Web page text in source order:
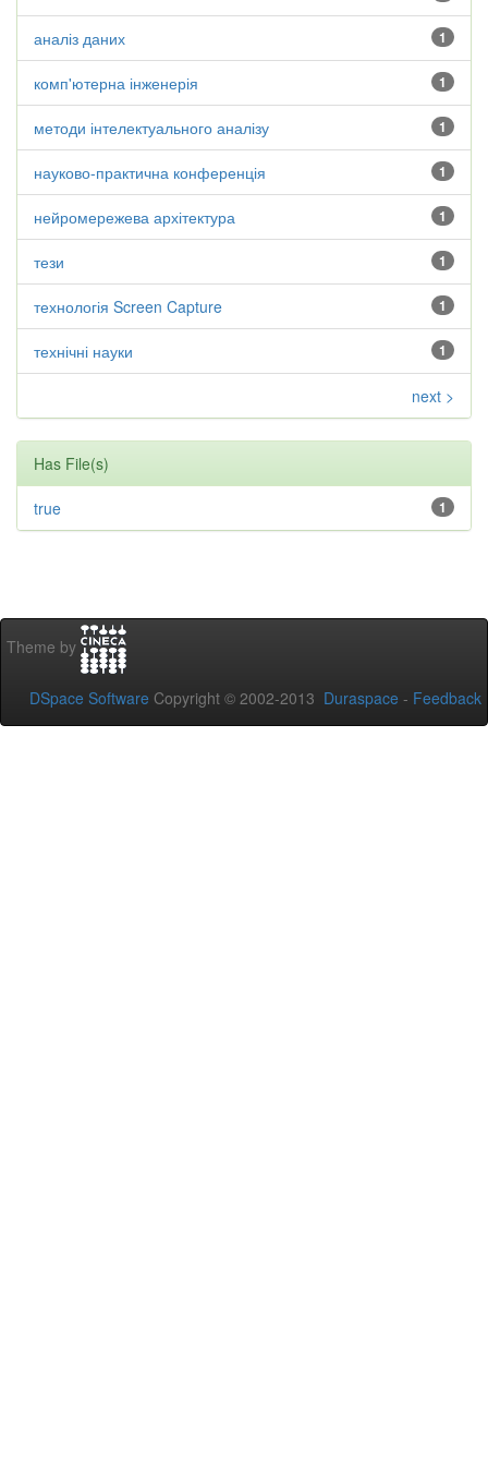
1
аналіз даних
1
комп'ютерна інженерія
1
методи інтелектуального аналізу
1
науково-практична конференція
1
нейромережева архітектура
1
тези
1
технологія Screen Capture
1
технічні науки
next >
Has File(s)
1
true
Theme by
DSpace Software Copyright © 2002-2013 Duraspace - Feedback